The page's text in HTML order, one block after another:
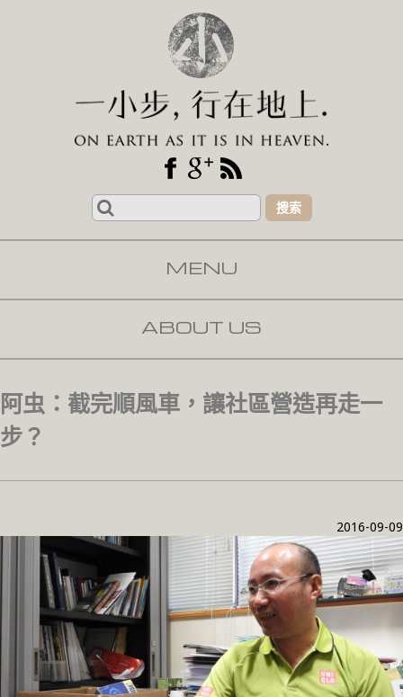
Search
for:
MENU
SKIP TO CONTENT
ABOUT US
阿虫：截完順風車，讓社區營造再走一
步？
2016-09-09